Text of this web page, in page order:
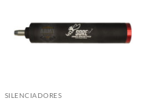
SILENCIADORES